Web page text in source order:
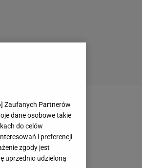
] Zaufanych Partnerów
dane osobowe takie
do celów
i preferencji
zgody jest
uprzednio udzieloną